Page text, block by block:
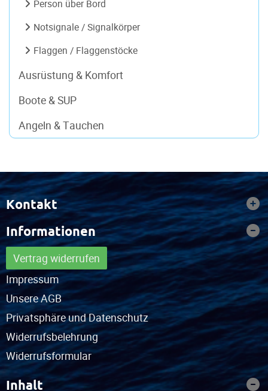
Person über Bord
Notsignale / Signalkörper
Flaggen / Flaggenstöcke
Ausrüstung & Komfort
Boote & SUP
Angeln & Tauchen
Kontakt
Informationen
Vertrag widerrufen
Impressum
Unsere AGB
Privatsphäre und Datenschutz
Widerrufsbelehrung
Widerrufsformular
Inhalt